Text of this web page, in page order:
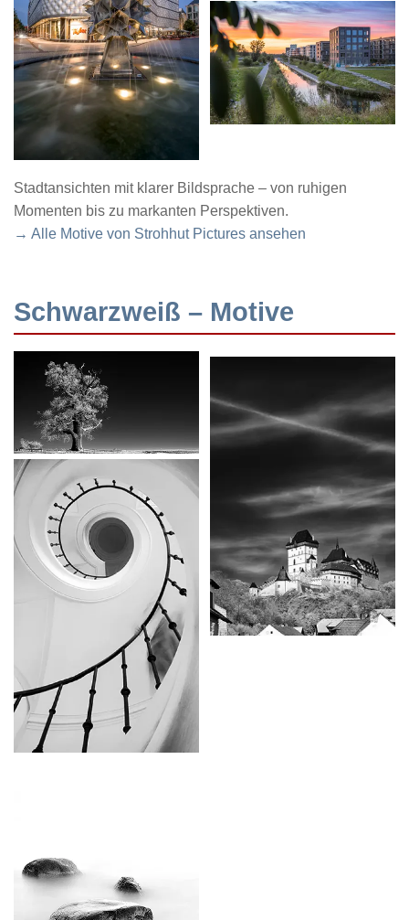
Stadtansichten mit klarer Bildsprache – von ruhigen
Momenten bis zu markanten Perspektiven.
→ Alle Motive von Strohhut Pictures ansehen
Schwarzweiß – Motive